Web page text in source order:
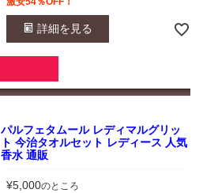
詳細を見る
パルフェタムール レディマルグリッ
ト 今治タオルセット レディース 人気
香水 通販
¥5,000のところ